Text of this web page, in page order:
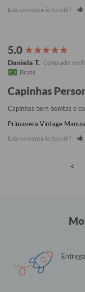
Este comentário foi útil?
Daniela T.
Brazil
Capinhas
Capinhas bem bonitas e
Primavera Vintage
Este comentário foi útil?
<